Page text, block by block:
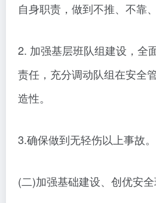
自身职责，做到不推、不靠、
2. 加强基层班队组建设，全
责任，充分调动队组在安全
造性。
3.确保做到无轻伤以上事故。
(二)加强基础建设、创优安